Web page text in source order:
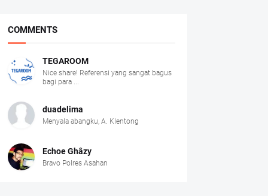
COMMENTS
TEGAROOM
Nice share! Referensi yang sangat bagus
bagi para ...
duadelima
Menyala abangku, A. Klentong
Echoe Ghâzy
Bravo Polres Asahan